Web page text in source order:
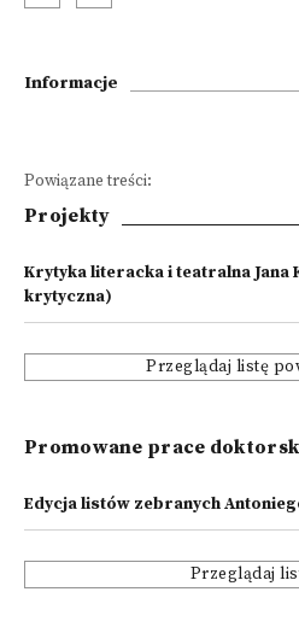
Informacje
Powiązane treści:
Projekty
Krytyka literacka i teatralna Jana
krytyczna)
Przeglądaj listę
Promowane prace
Edycja listów zebranych
Przeglądaj